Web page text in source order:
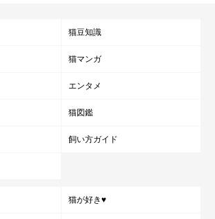
猫豆知識
猫マンガ
エンタメ
猫図鑑
飼い方ガイド
猫が好き♥